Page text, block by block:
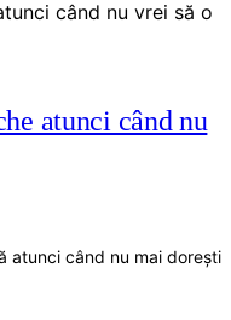
atunci când nu
atunci când nu mai dorești